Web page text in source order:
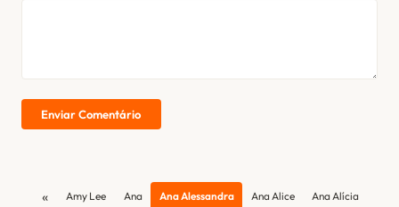
Enviar Comentário
« Amy Lee Ana Ana Alessandra Ana Alice Ana Alícia